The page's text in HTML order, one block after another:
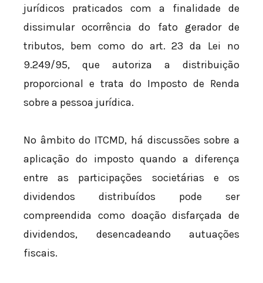
jurídicos praticados com a finalidade de
dissimular ocorrência do fato gerador de
tributos, bem como do art. 23 da Lei nº
9.249/95, que autoriza a distribuição
proporcional e trata do Imposto de Renda
sobre a pessoa jurídica.
No âmbito do ITCMD, há discussões sobre a
aplicação do imposto quando a diferença
entre as participações societárias e os
dividendos distribuídos pode ser
compreendida como doação disfarçada de
dividendos, desencadeando autuações
fiscais.